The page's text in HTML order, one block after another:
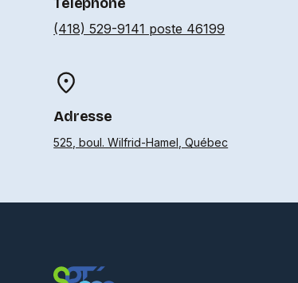
Téléphone
(418) 529-9141 poste 46199
Adresse
525, boul. Wilfrid-Hamel, Québec